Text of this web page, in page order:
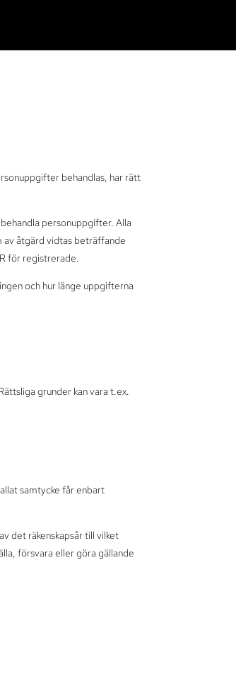
behandlas, har rätt
personuppgifter. Alla
av åtgärd vidtas beträffande
för registrerade.
och hur länge uppgifterna
grunder kan vara t.ex.
samtycke får enbart
det räkenskapsår till vilket
försvara eller göra gällande